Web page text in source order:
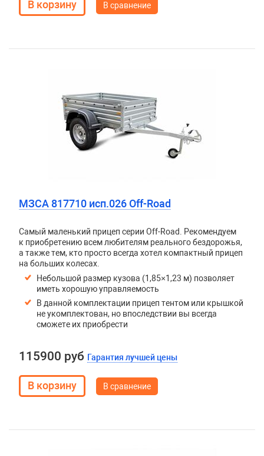
В сравнение
МЗСА 817710 исп.026 Off-Road
Самый маленький прицеп серии Off-Road. Рекомендуем
к приобретению всем любителям реального бездорожья,
а также тем, кто просто всегда хотел компактный прицеп
на больших колесах.
Небольшой размер кузова (1,85×1,23 м) позволяет
иметь хорошую управляемость
В данной комплектации прицеп тентом или крышкой
не укомплектован, но впоследствии вы всегда
сможете их приобрести
115900 руб Гарантия лучшей цены
В сравнение